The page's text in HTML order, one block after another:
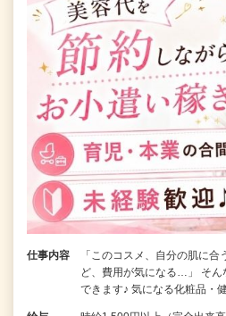
仕事内容
「このコスメ、自分の肌に
ど、費用が気になる…」 そ
できます♪ 気になる化粧品・